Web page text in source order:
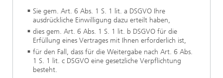
Sie gem. Art. 6 Abs. 1 S. 1 lit. a DSGVO Ihre
ausdrückliche Einwilligung dazu erteilt haben,
dies gem. Art. 6 Abs. 1 S. 1 lit. b DSGVO für die
Erfüllung eines Vertrages mit Ihnen erforderlich ist,
für den Fall, dass für die Weitergabe nach Art. 6 Abs.
1 S. 1 lit. c DSGVO eine gesetzliche Verpflichtung
besteht.